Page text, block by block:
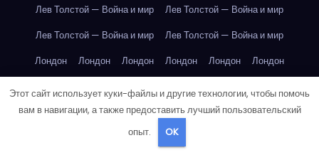
Лев Толстой — Война и мир
Лев Толстой — Война и мир
Лев Толстой — Война и мир
Лев Толстой — Война и мир
Лондон
Лондон Лондон Лондон Лондон
Лондон
Лондон
Лондон
Лондон
Лондон Лондон Лондон Лондон
Лондон
Лондон Лондон
Этот сайт использует куки-файлы и другие технологии, чтобы помочь
вам в навигации, а также предоставить лучший пользовательский
опыт.
OK